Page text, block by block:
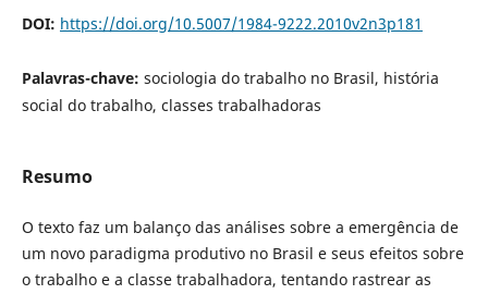
DOI: https://doi.org/10.5007/1984-9222.2010v2n3p181
Palavras-chave: sociologia do trabalho no Brasil, história
social do trabalho, classes trabalhadoras
Resumo
O texto faz um balanço das análises sobre a emergência de
um novo paradigma produtivo no Brasil e seus efeitos sobre
o trabalho e a classe trabalhadora, tentando rastrear as